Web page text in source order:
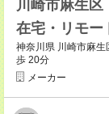
川崎市麻生区
在宅・リモー
神奈川県 川崎市麻
歩 20分
メーカー